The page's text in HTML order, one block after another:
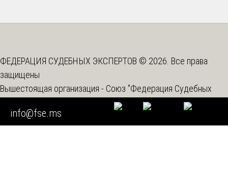
ФЕДЕРАЦИЯ СУДЕБНЫХ ЭКСПЕРТОВ © 2026. Все права
защищены
Вышестоящая организация - Союз "Федерация Судебных
info@fse.ms